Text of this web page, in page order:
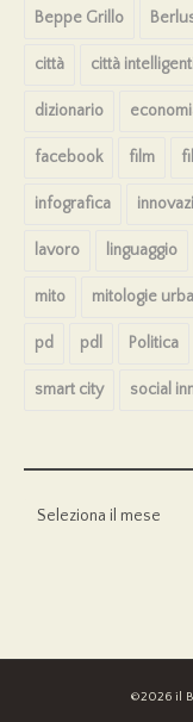
Beppe Grillo
città città
dizionario
facebook film
infografica
lavoro linguaggio
mito mitologie
pd pdl Politica
smart city social
Archivi
©2026 il